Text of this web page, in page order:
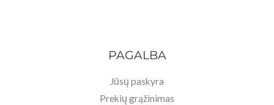
PAGALBA
Jūsų paskyra
Prekių grąžinimas